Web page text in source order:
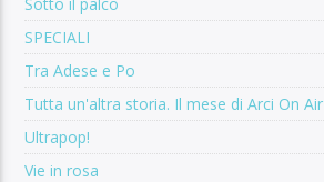
SPECIALI
Tra Adese e Po
Tutta un'altra storia. Il mese di Arci On Air
Ultrapop!
Vie in rosa